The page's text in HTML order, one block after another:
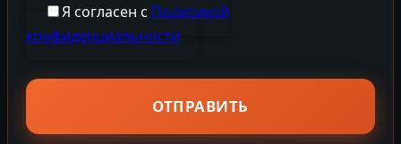
Я согласен с Политикой
конфиденциальности